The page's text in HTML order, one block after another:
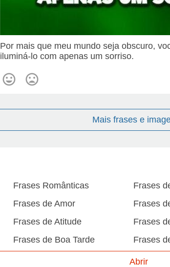
Por mais que meu mundo seja obscuro,
iluminá-lo com apenas um sorriso.
Mais frases e
Frases Românticas
Frases
Frases de Amor
Frases
Frases de Atitude
Frases
Frases de Boa Tarde
Frases
Frases
Abrir